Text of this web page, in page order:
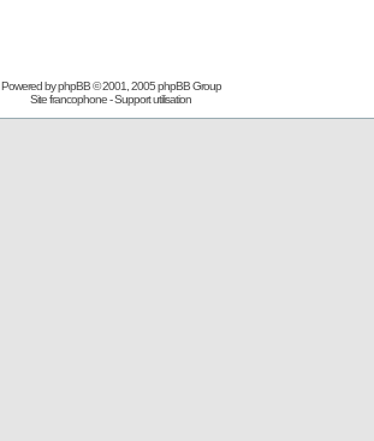
Powered byphpBB© 2001, 2005 phpBB Group
Site francophone-Support utilisation